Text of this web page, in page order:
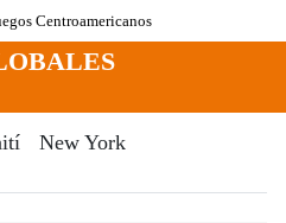
Centroamericanos
New York